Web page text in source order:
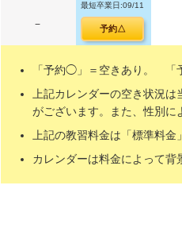
−
最短卒業日:09/11
予約△
「予約◯」＝空きあり。 「
上記カレンダーの空き状況
がございます。また、性別に
上記の教習料金は「標準料
カレンダーは料金によって背